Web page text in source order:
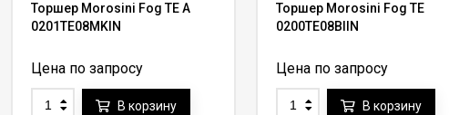
Торшер Morosini Fog TE A
0201TE08MKIN
Цена по запросу
В корзину
Торшер Morosini Fog TE
0200TE08BIIN
Цена по запросу
В корзину